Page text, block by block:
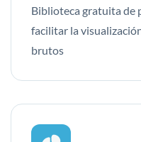
Biblioteca gratuita de
facilitar la
brutos